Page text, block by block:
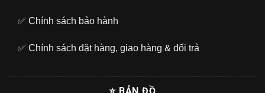
✅ Chính sách bảo hành
✅ Chính sách đặt hàng, giao hàng & đổi trả